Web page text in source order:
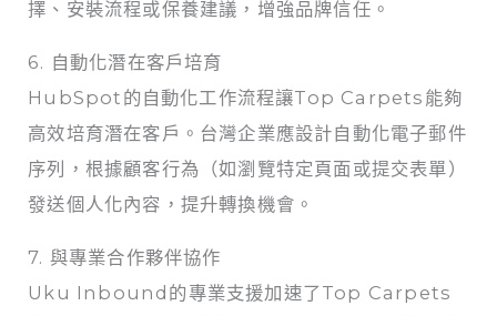
擇、安裝流程或保養建議，增強品牌信任。
6. 自動化潛在客戶培育
HubSpot的自動化工作流程讓Top Carpets能夠
高效培育潛在客戶。台灣企業應設計自動化電子郵件
序列，根據顧客行為（如瀏覽特定頁面或提交表單）
發送個人化內容，提升轉換機會。
7. 與專業合作夥伴協作
Uku Inbound的專業支援加速了Top Carpets